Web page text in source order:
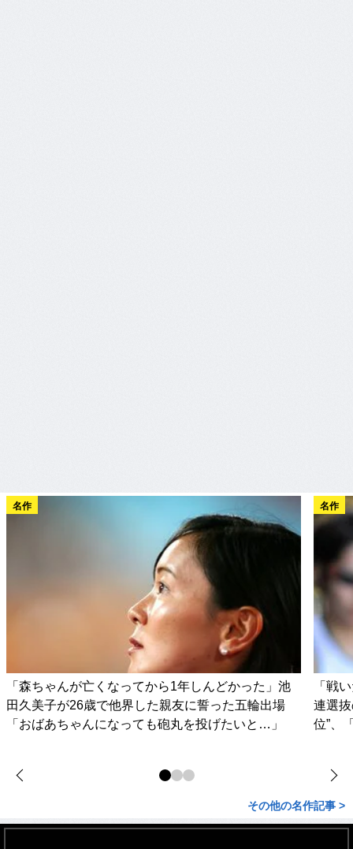
名作
「森ちゃんが亡くなってから1年しんどかった」池
田久美子が26歳で他界した親友に誓った五輪出場
「おばあちゃんになっても砲丸を投げたいと…」
名作
「戦
連選
位”、
その他の名作記事 >